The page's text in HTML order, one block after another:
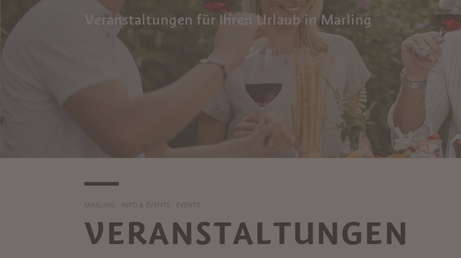
Veranstaltungen für Ihren Urlaub in Marling
MARLING INFO & EVENTS EVENTS
VERANSTALTUNGEN